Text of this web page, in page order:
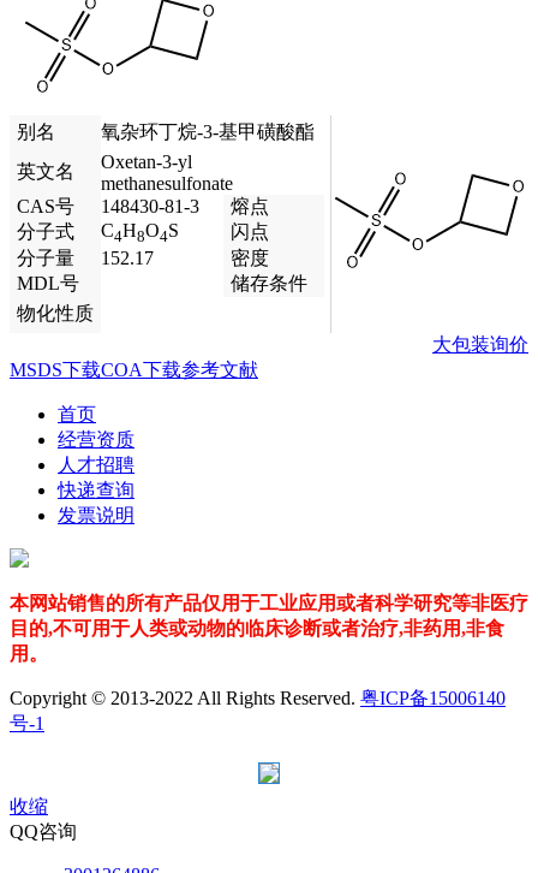
别名
氧杂环丁烷-3-基甲磺酸酯
英文名
Oxetan-3-yl
methanesulfonate
CAS号
148430-81-3
熔点
分子式
C4H8O4S
闪点
分子量
152.17
密度
MDL号
储存条件
物化性质
大包装询价
MSDS下载COA下载参考文献
首页
经营资质
人才招聘
快递查询
发票说明
本网站销售的所有产品仅用于工业应用或者科学研究等非医疗
目的,不可用于人类或动物的临床诊断或者治疗,非药用,非食
用。
Copyright © 2013-2022 All Rights Reserved. 粤ICP备15006140
号-1
收缩
QQ咨询